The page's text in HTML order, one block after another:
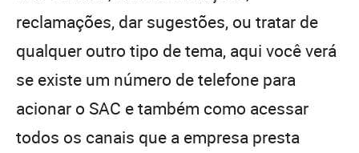
reclamações, dar sugestões, ou tratar de
qualquer outro tipo de tema, aqui você verá
se existe um número de telefone para
acionar o SAC e também como acessar
todos os canais que a empresa presta